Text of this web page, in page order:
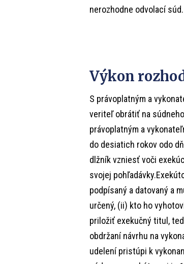
nerozhodne odvolací súd.
Výkon
S právoplatným a
veriteľ obrátiť na
právoplatným a
do desiatich rokov odo
dlžník vzniesť voči
svojej
podpísaný a datovaný a
určený, (ii) kto ho
priložiť exekučný titul,
obdržaní návrhu na
udelení pristúpi k